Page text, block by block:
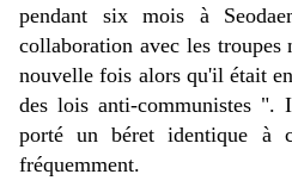
pendant six mois à
collaboration avec les troupes
nouvelle fois alors qu'il était
des lois anti-communistes
porté un béret identique à
fréquemment.